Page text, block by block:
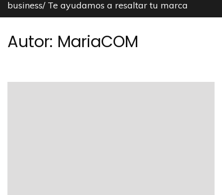
business/ Te ayudamos a resaltar tu marca
Autor: MariaCOM